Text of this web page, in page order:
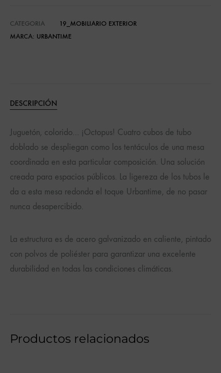
CATEGORIA
19_MOBILIARIO EXTERIOR
MARCA: URBANTIME
DESCRIPCIÓN
Juguetón, colorido… ¡Octopus! Cuatro cubos de tubo
doblado se despliegan como los tentáculos de una mesa
coordinada en esta particular composición. Una solución
creada para espacios públicos. La ligereza de los tubos le
da a esta mesa redonda el toque Urbantime, de no pasar
nunca desapercibido.
La estructura es de acero galvanizado en caliente, pintado
con polvos de poliéster para garantizar una excelente
durabilidad en todas las condiciones climáticas.
Productos relacionados